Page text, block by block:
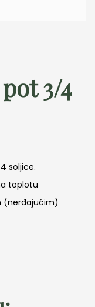
3/4
soljice.
toplotu
(nerđajućim)